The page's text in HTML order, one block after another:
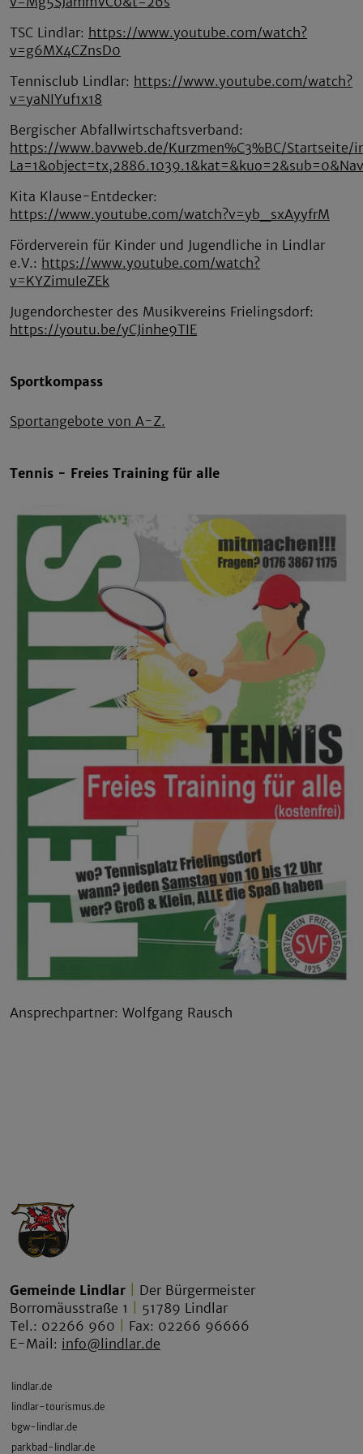
TSC Lindlar: https://www.youtube.com/watch?
v=g6MX4CZnsD0
Tennisclub Lindlar: https://www.youtube.com/watch?
v=yaNIYuf1x18
Bergischer Abfallwirtschaftsverband:
https://www.bavweb.de/Kurzmen%C3%BC/Startseite/
Kita Klause-Entdecker:
https://www.youtube.com/watch?v=yb_sxAyyfrM
Förderverein für Kinder und Jugendliche in Lindlar
e.V.: https://www.youtube.com/watch?
v=KYZimuIeZEk
Jugendorchester des Musikvereins Frielingsdorf:
https://youtu.be/yCJinhe9TIE
Sportkompass
Sportangebote von A-Z.
Tennis - Freies Training für alle
Ansprechpartner: Wolfgang Rausch
Gemeinde Lindlar
Der Bürgermeister
Borromäusstraße 1
51789 Lindlar
Tel.: 02266 960
Fax: 02266 96666
E-Mail: info@lindlar.de
lindlar.de
lindlar-tourismus.de
bgw-lindlar.de
parkbad-lindlar.de